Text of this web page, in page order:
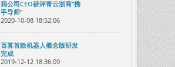
我公司CEO获评青云浙商“携
手导师”
2020-10-08 18:52:06
百算首款机器人概念版研发
完成
2019-12-12 18:36:09